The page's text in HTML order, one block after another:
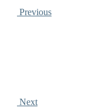
Previous
Next